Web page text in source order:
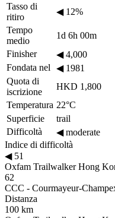
Tasso di
ritiro
◀12%
Tempo
medio
1d 6h 00m
Finisher
◀4,000
Fondata nel
◀1981
Quota di
iscrizione
HKD 1,800
Temperatura 22°C
Superficie
trail
Difficoltà
◀moderate
Indice di difficoltà
◀51
Oxfam Trailwalker Hong
62
CCC - Courmayeur-
Distanza
100 km